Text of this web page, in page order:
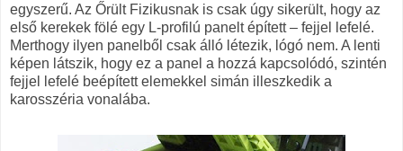
egyszerű. Az Őrült Fizikusnak is csak úgy sikerült, hogy az
első kerekek fölé egy L-profilú panelt épített – fejjel lefelé.
Merthogy ilyen panelből csak álló létezik, lógó nem. A lenti
képen látszik, hogy ez a panel a hozzá kapcsolódó, szintén
fejjel lefelé beépített elemekkel simán illeszkedik a
karosszéria vonalába.